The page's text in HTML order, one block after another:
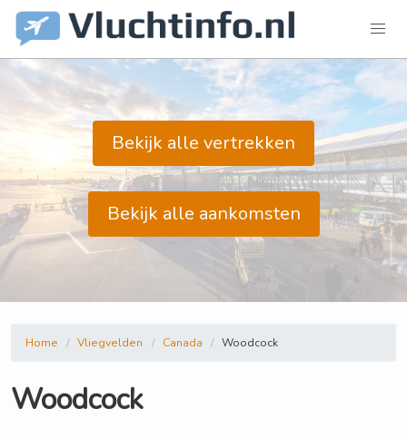
Bekijk alle vertrekken
Bekijk alle aankomsten
Home Vliegvelden Canada Woodcock
Woodcock